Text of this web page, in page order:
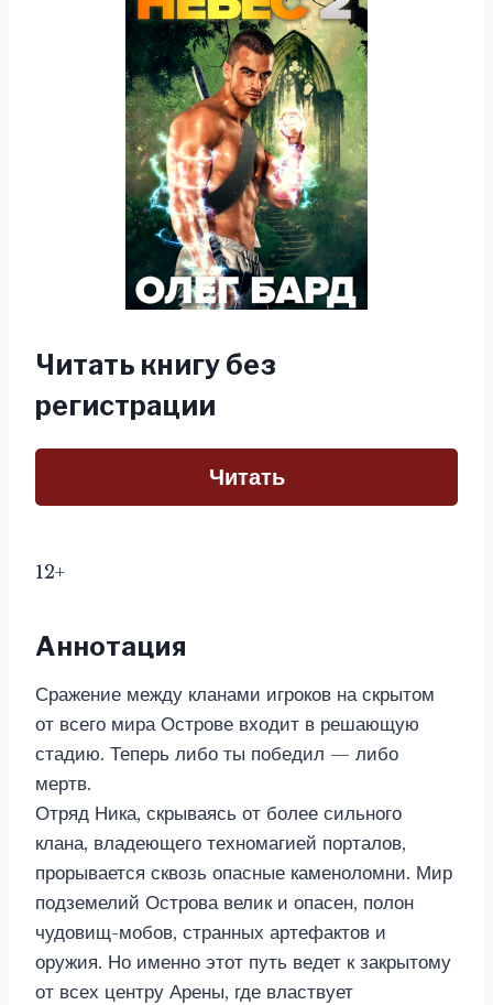
Читать книгу без
регистрации
Читать
12+
Аннотация
Сражение между кланами игроков на скрытом
от всего мира Острове входит в решающую
стадию. Теперь либо ты победил — либо
мертв.
Отряд Ника, скрываясь от более сильного
клана, владеющего техномагией порталов,
прорывается сквозь опасные каменоломни. Мир
подземелий Острова велик и опасен, полон
чудовищ-мобов, странных артефактов и
оружия. Но именно этот путь ведет к закрытому
от всех центру Арены, где властвует